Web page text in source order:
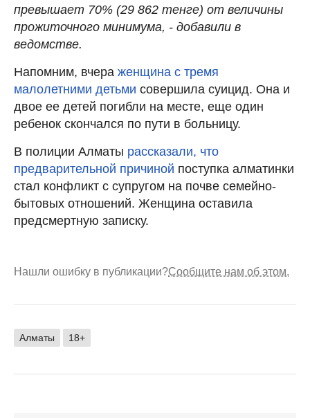
превышает 70% (29 862 тенге) от величины
прожиточного минимума, - добавили в
ведомстве.
Напомним, вчера женщина с тремя
малолетними детьми совершила суицид. Она и
двое ее детей погибли на месте, еще один
ребенок скончался по пути в больницу.
В полиции Алматы рассказали, что
предварительной причиной поступка алматинки
стал конфликт с супругом на почве семейно-
бытовых отношений. Женщина оставила
предсмертную записку.
Нашли ошибку в публикации?Сообщите нам об этом.
Алматы 18+